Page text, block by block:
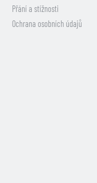
Přání a stížnosti
Ochrana osobních údajů